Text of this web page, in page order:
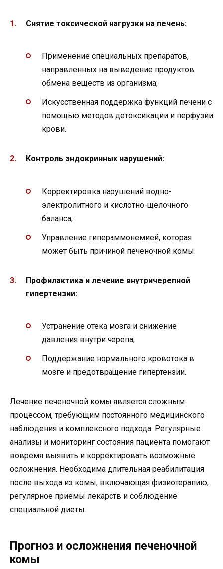
Снятие токсической нагрузки на печень:
Применение специальных препаратов,
направленных на выведение продуктов
обмена веществ из организма;
Искусственная поддержка функций печени с
помощью методов детоксикации и перфузии
крови.
Контроль эндокринных нарушений:
Корректировка нарушений водно-
электролитного и кислотно-щелочного
баланса;
Управление гипераммонемией, которая
может быть причиной печеночной комы.
Профилактика и лечение внутричерепной
гипертензии:
Устранение отека мозга и снижение
давления внутри черепа;
Поддержание нормального кровотока в
мозге и предотвращение гипертензии.
Лечение печеночной комы является сложным
процессом, требующим постоянного медицинского
наблюдения и комплексного подхода. Регулярные
анализы и мониторинг состояния пациента помогают
вовремя выявить и корректировать возможные
осложнения. Необходима длительная реабилитация
после выхода из комы, включающая физиотерапию,
регулярное приемы лекарств и соблюдение
специальной диеты.
Прогноз и осложнения печеночной
комы